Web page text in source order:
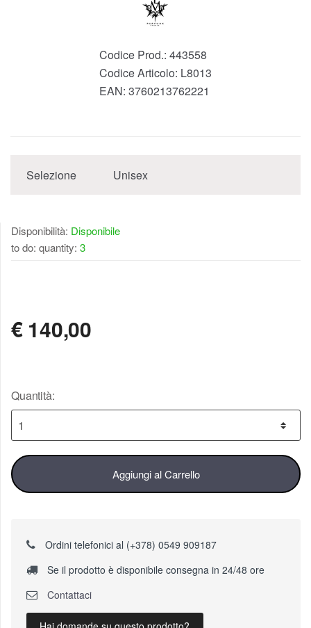
Codice Prod.: 443558
Codice Articolo: L8013
EAN: 3760213762221
Selezione Unisex
Disponibilità: Disponibile
to do: quantity: 3
€ 140,00
Quantità:
Aggiungi al Carrello
Ordini telefonici al (+378) 0549 909187
Se il prodotto è disponibile consegna in 24/48 ore
Contattaci